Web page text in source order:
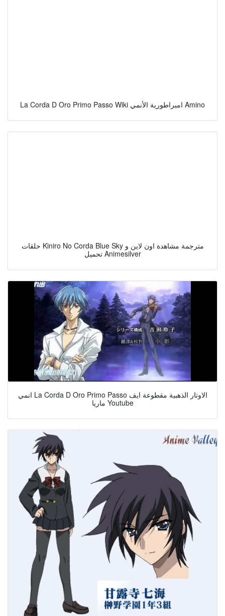
La Corda D Oro Primo Passo Wiki امبراطورية الأنمي Amino
حلقات Kiniro No Corda Blue Sky مترجمة مشاهدة اون لاين و
تحميل Animesilver
انمي La Corda D Oro Primo Passo الاوتار الذهبية مقطوعة ايف
ماريا Youtube